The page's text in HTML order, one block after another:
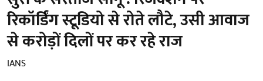
रिकॉर्डिंग स्टूडियो से रोते लौटे, उसी आवाज
से करोड़ों दिलों पर कर रहे राज
IANS